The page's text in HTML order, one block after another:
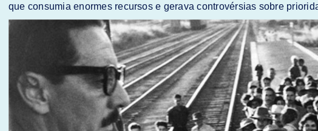
que consumia enormes recursos e gerava controvérsias sobre